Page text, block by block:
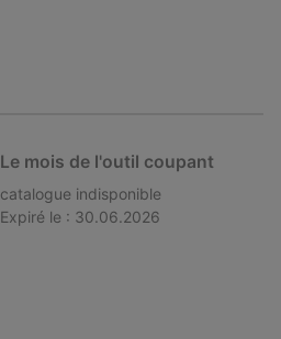
Le mois de l'outil coupant
catalogue indisponible
Expiré le : 30.06.2026